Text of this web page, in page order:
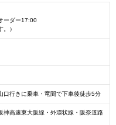
ーダー17:00
。）
口行きに乗車・竜間で下車後徒歩5分
神高速東大阪線・外環状線・阪奈道路